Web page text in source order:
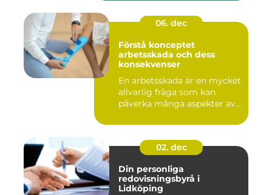
06. dec
Förstå konceptet
arbetsskada och dess
konsekvenser
En arbetsskada är en mycket
allvarlig fråga som kan
påverka många aspekter av...
02. dec
Din personliga
redovisningsbyrå i
Lidköping